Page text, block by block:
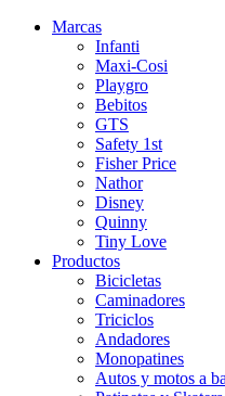
Marcas
Infanti
Maxi-Cosi
Playgro
Bebitos
GTS
Safety 1st
Fisher Price
Nathor
Disney
Quinny
Tiny Love
Productos
Bicicletas
Caminadores
Triciclos
Andadores
Monopatines
Autos y motos a